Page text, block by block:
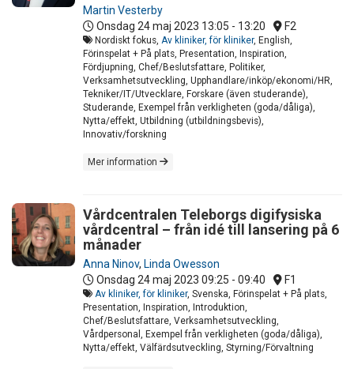
Martin Vesterby
Onsdag 24 maj 2023 13:05 - 13:20 F2
Nordiskt fokus, Av kliniker, för kliniker, English,
Förinspelat + På plats, Presentation, Inspiration,
Fördjupning, Chef/Beslutsfattare, Politiker,
Verksamhetsutveckling, Upphandlare/inköp/ekonomi/HR,
Tekniker/IT/Utvecklare, Forskare (även studerande),
Studerande, Exempel från verkligheten (goda/dåliga),
Nytta/effekt, Utbildning (utbildningsbevis),
Innovativ/forskning
Mer information
Vårdcentralen Teleborgs digifysiska
vårdcentral – från idé till lansering på 6
månader
Anna Ninov, Linda Owesson
Onsdag 24 maj 2023 09:25 - 09:40 F1
Av kliniker, för kliniker, Svenska, Förinspelat + På plats,
Presentation, Inspiration, Introduktion,
Chef/Beslutsfattare, Verksamhetsutveckling,
Vårdpersonal, Exempel från verkligheten (goda/dåliga),
Nytta/effekt, Välfärdsutveckling, Styrning/Förvaltning